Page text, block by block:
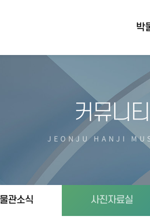
박
커뮤니티
JEONJU HANJI
관소식 사진자료실